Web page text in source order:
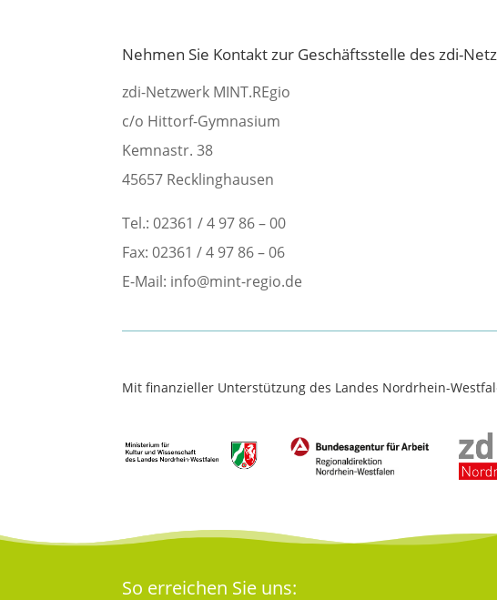
Nehmen Sie Kontakt zur Geschäftsstelle des zdi-
zdi-Netzwerk MINT.REgio
c/o Hittorf-Gymnasium
Kemnastr. 38
45657 Recklinghausen
Tel.: 02361 / 4 97 86 – 00
Fax: 02361 / 4 97 86 – 06
E-Mail: info@mint-regio.de
Mit finanzieller Unterstützung des Landes Nordrhein-
So erreichen Sie uns: